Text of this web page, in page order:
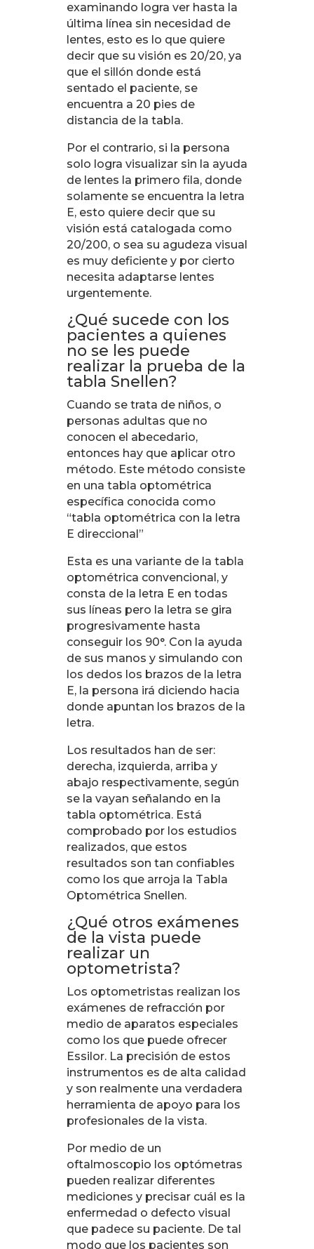
examinando logra ver hasta la
última línea sin necesidad de
lentes, esto es lo que quiere
decir que su visión es 20/20, ya
que el sillón donde está
sentado el paciente, se
encuentra a 20 pies de
distancia de la tabla.
Por el contrario, si la persona
solo logra visualizar sin la ayuda
de lentes la primero fila, donde
solamente se encuentra la letra
E, esto quiere decir que su
visión está catalogada como
20/200, o sea su agudeza visual
es muy deficiente y por cierto
necesita adaptarse lentes
urgentemente.
¿Qué sucede con los
pacientes a quienes
no se les puede
realizar la prueba de la
tabla Snellen?
Cuando se trata de niños, o
personas adultas que no
conocen el abecedario,
entonces hay que aplicar otro
método. Este método consiste
en una tabla optométrica
específica conocida como
“tabla optométrica con la letra
E direccional”
Esta es una variante de la tabla
optométrica convencional, y
consta de la letra E en todas
sus líneas pero la letra se gira
progresivamente hasta
conseguir los 90°. Con la ayuda
de sus manos y simulando con
los dedos los brazos de la letra
E, la persona irá diciendo hacia
donde apuntan los brazos de la
letra.
Los resultados han de ser:
derecha, izquierda, arriba y
abajo respectivamente, según
se la vayan señalando en la
tabla optométrica. Está
comprobado por los estudios
realizados, que estos
resultados son tan confiables
como los que arroja la Tabla
Optométrica Snellen.
¿Qué otros exámenes
de la vista puede
realizar un
optometrista?
Los optometristas realizan los
exámenes de refracción por
medio de aparatos especiales
como los que puede ofrecer
Essilor. La precisión de estos
instrumentos es de alta calidad
y son realmente una verdadera
herramienta de apoyo para los
profesionales de la vista.
Por medio de un
oftalmoscopio los optómetras
pueden realizar diferentes
mediciones y precisar cuál es la
enfermedad o defecto visual
que padece su paciente. De tal
modo que los pacientes son